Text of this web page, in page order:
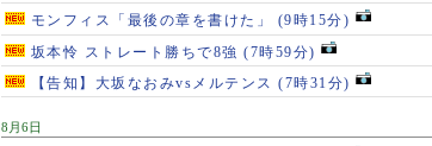
モンフィス「最後の章を書けた」 (9時15分)
坂本怜 ストレート勝ちで8強 (7時59分)
【告知】大坂なおみvsメルテンス (7時31分)
8月6日